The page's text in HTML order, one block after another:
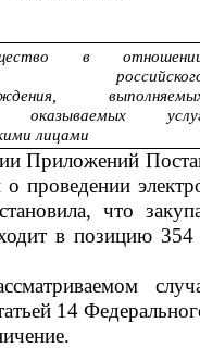
в
оказываемых
лицами
Приложений
проведении
что
в позицию 354
14